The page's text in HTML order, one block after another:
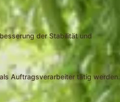
der Stabilität und
Auftragsverarbeiter tätig werden.